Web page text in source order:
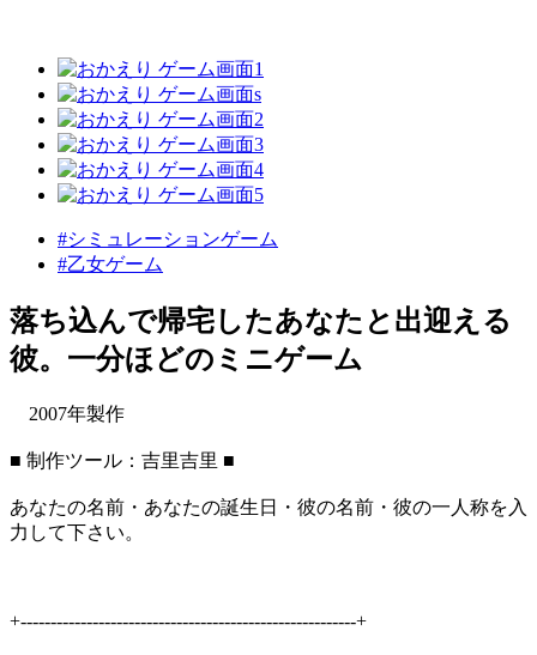
#シミュレーションゲーム
#乙女ゲーム
落ち込んで帰宅したあなたと出迎える
彼。一分ほどのミニゲーム
2007年製作
■ 制作ツール：吉里吉里 ■
あなたの名前・あなたの誕生日・彼の名前・彼の一人称を入
力して下さい。
+--------------------------------------------------------+